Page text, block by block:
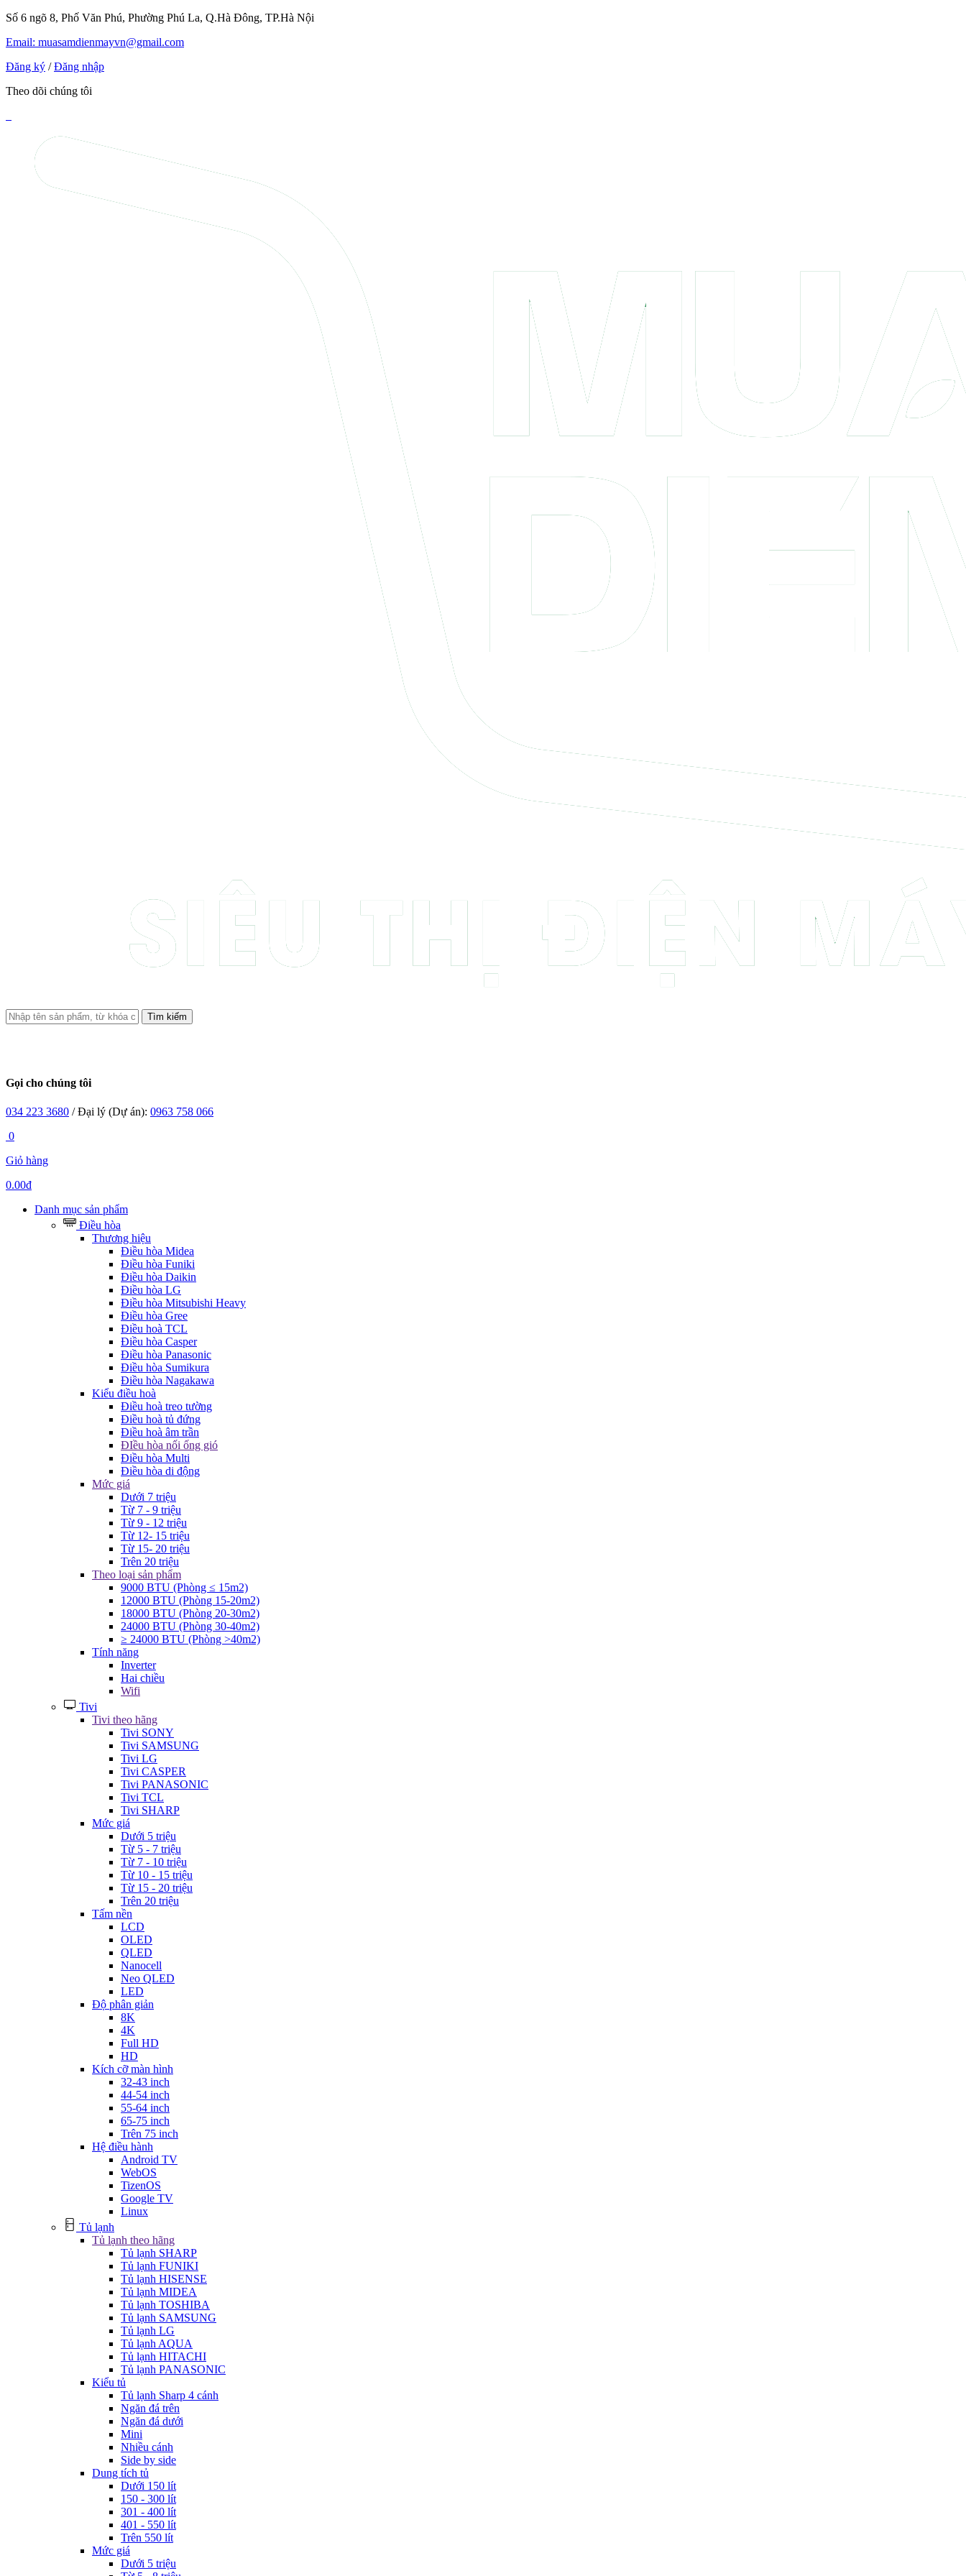
Số 6 ngõ 8, Phố Văn Phú, Phường Phú La, Q.Hà Đông, TP.Hà Nội
Email: muasamdienmayvn@gmail.com
Đăng ký / Đăng nhập
Theo dõi chúng tôi
Tìm kiếm
Gọi cho chúng tôi
034 223 3680 / Đại lý (Dự án): 0963 758 066
0
Giỏ hàng
0.00đ
Danh mục sản phẩm
Điều hòa
Thương hiệu
Điều hòa Midea
Điều hòa Funiki
Điều hòa Daikin
Điều hòa LG
Điều hòa Mitsubishi Heavy
Điều hòa Gree
Điều hoà TCL
Điều hòa Casper
Điều hòa Panasonic
Điều hòa Sumikura
Điều hòa Nagakawa
Kiểu điều hoà
Điều hoà treo tường
Điều hoà tủ đứng
Điều hoà âm trần
ĐIều hòa nối ống gió
Điều hòa Multi
Điều hòa di động
Mức giá
Dưới 7 triệu
Từ 7 - 9 triệu
Từ 9 - 12 triệu
Từ 12- 15 triệu
Từ 15- 20 triệu
Trên 20 triệu
Theo loại sản phẩm
9000 BTU (Phòng ≤ 15m2)
12000 BTU (Phòng 15-20m2)
18000 BTU (Phòng 20-30m2)
24000 BTU (Phòng 30-40m2)
≥ 24000 BTU (Phòng >40m2)
Tính năng
Inverter
Hai chiều
Wifi
Tivi
Tivi theo hãng
Tivi SONY
Tivi SAMSUNG
Tivi LG
Tivi CASPER
Tivi PANASONIC
Tivi TCL
Tivi SHARP
Mức giá
Dưới 5 triệu
Từ 5 - 7 triệu
Từ 7 - 10 triệu
Từ 10 - 15 triệu
Từ 15 - 20 triệu
Trên 20 triệu
Tấm nền
LCD
OLED
QLED
Nanocell
Neo QLED
LED
Độ phân giản
8K
4K
Full HD
HD
Kích cỡ màn hình
32-43 inch
44-54 inch
55-64 inch
65-75 inch
Trên 75 inch
Hệ điều hành
Android TV
WebOS
TizenOS
Google TV
Linux
Tủ lạnh
Tủ lạnh theo hãng
Tủ lạnh SHARP
Tủ lạnh FUNIKI
Tủ lạnh HISENSE
Tủ lạnh MIDEA
Tủ lạnh TOSHIBA
Tủ lạnh SAMSUNG
Tủ lạnh LG
Tủ lạnh AQUA
Tủ lạnh HITACHI
Tủ lạnh PANASONIC
Kiểu tủ
Tủ lạnh Sharp 4 cánh
Ngăn đá trên
Ngăn đá dưới
Mini
Nhiều cánh
Side by side
Dung tích tủ
Dưới 150 lít
150 - 300 lít
301 - 400 lít
401 - 550 lít
Trên 550 lít
Mức giá
Dưới 5 triệu